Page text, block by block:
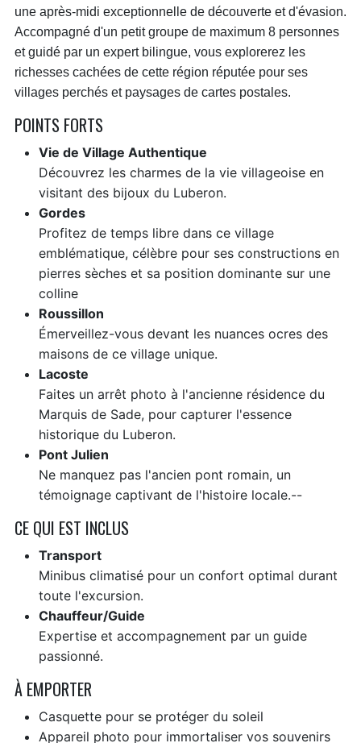
une après-midi exceptionnelle de découverte et d'évasion.
Accompagné d'un petit groupe de maximum 8 personnes
et guidé par un expert bilingue, vous explorerez les
richesses cachées de cette région réputée pour ses
villages perchés et paysages de cartes postales.
POINTS FORTS
Vie de Village Authentique
Découvrez les charmes de la vie villageoise en
visitant des bijoux du Luberon.
Gordes
Profitez de temps libre dans ce village
emblématique, célèbre pour ses constructions en
pierres sèches et sa position dominante sur une
colline
Roussillon
Émerveillez-vous devant les nuances ocres des
maisons de ce village unique.
Lacoste
Faites un arrêt photo à l'ancienne résidence du
Marquis de Sade, pour capturer l'essence
historique du Luberon.
Pont Julien
Ne manquez pas l'ancien pont romain, un
témoignage captivant de l'histoire locale.--
CE QUI EST INCLUS
Transport
Minibus climatisé pour un confort optimal durant
toute l'excursion.
Chauffeur/Guide
Expertise et accompagnement par un guide
passionné.
À EMPORTER
Casquette pour se protéger du soleil
Appareil photo pour immortaliser vos souvenirs